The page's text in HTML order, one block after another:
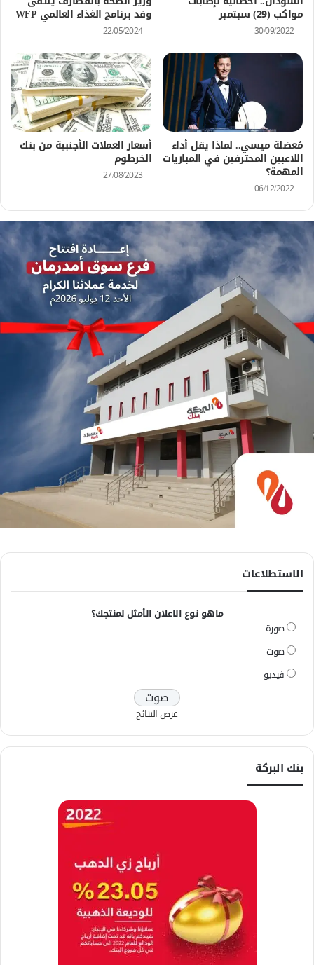
مواكب (29) سبتمبر
30/09/2022
وفد برنامج الغذاء العالمي WFP
22/05/2024
مُعضلة ميسي.. لماذا يقل أداء
اللاعبين المحترفين في المباريات
المهمة؟
06/12/2022
أسعار العملات الأجنبية من بنك
الخرطوم
27/08/2023
الاستطلاعات
ماهو نوع الاعلان الأمثل لمنتجك؟
صورة
صوت
فيديو
عرض النتائج
بنك البركة